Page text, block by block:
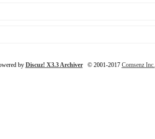
by Discuz! X3.3 Archiver© 2001-2017 Comsenz Inc.